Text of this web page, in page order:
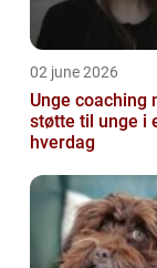
02 june 2026
Unge coaching
støtte til unge i
hverdag